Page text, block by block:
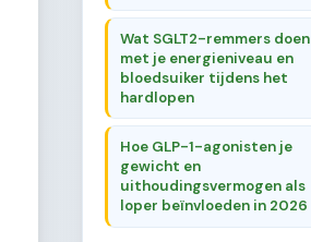
Wat SGLT2-remmers doen
met je energieniveau en
bloedsuiker tijdens het
hardlopen
Hoe GLP-1-agonisten je
gewicht en
uithoudingsvermogen als
loper beïnvloeden in 2026